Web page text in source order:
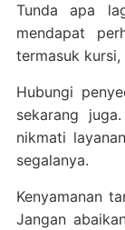
Tunda apa
mendapat
termasuk
Hubungi
sekarang
nikmati
segalanya.
Kenyamanan
Jangan